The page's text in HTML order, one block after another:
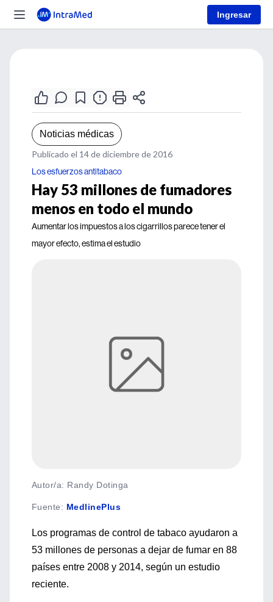
Ingresar
Noticias médicas
Publicado el 14 de diciembre de 2016
Los esfuerzos antitabaco
Hay 53 millones de fumadores
menos en todo el mundo
Aumentar los impuestos a los cigarrillos parece tener el
mayor efecto, estima el estudio
Autor/a: Randy Dotinga
Fuente: MedlinePlus
Los programas de control de tabaco ayudaron a
53 millones de personas a dejar de fumar en 88
países entre 2008 y 2014, según un estudio
reciente.